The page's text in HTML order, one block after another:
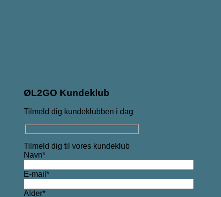
ØL2GO Kundeklub
Tilmeld dig kundeklubben i dag
Tilmeld dig til vores kundeklub
Navn*
E-mail*
Alder*